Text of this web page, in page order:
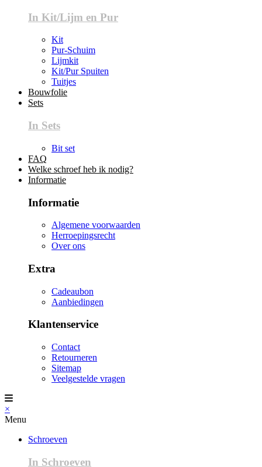
In Kit/Lijm en Pur
Kit
Pur-Schuim
Lijmkit
Kit/Pur Spuiten
Tuitjes
Bouwfolie
Sets
In Sets
Bit set
FAQ
Welke schroef heb ik nodig?
Informatie
Informatie
Algemene voorwaarden
Herroepingsrecht
Over ons
Extra
Cadeaubon
Aanbiedingen
Klantenservice
Contact
Retourneren
Sitemap
Veelgestelde vragen
×
Menu
Schroeven
In Schroeven